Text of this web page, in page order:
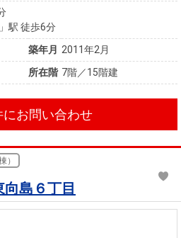
駅 徒歩6分
築年月 2011年2月
所在階 7階／15階建
にお問い合わせ
）
島６丁目